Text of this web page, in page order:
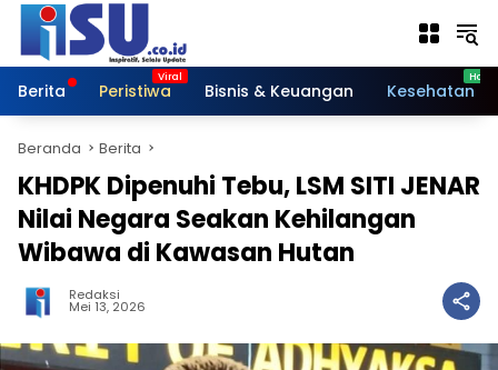
Langsung
konten
Berita
Peristiwa Bisnis & Keuangan Kesehatan
Beranda Berita
KHDPK Dipenuhi Tebu, LSM SITI JENAR
Nilai Negara Seakan Kehilangan
Wibawa di Kawasan Hutan
Redaksi
Mei 13, 2026